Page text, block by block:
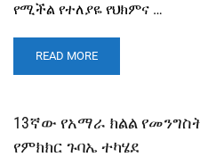
የሚችል የተለያዬ የህክምና …
READ MORE
13ኛው የአማራ ክልል
የምክክር ጉባኤ ተካሄደ